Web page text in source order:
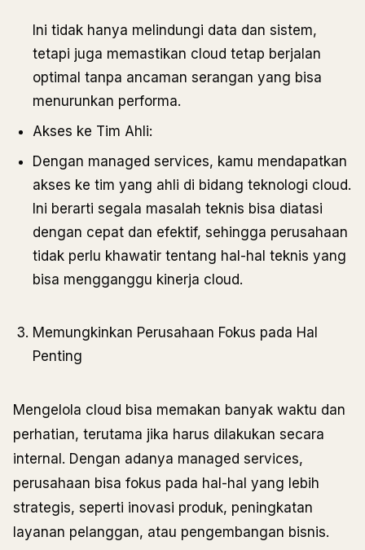
Ini tidak hanya melindungi data dan sistem,
tetapi juga memastikan cloud tetap berjalan
optimal tanpa ancaman serangan yang bisa
menurunkan performa.
Akses ke Tim Ahli:
Dengan managed services, kamu mendapatkan
akses ke tim yang ahli di bidang teknologi cloud.
Ini berarti segala masalah teknis bisa diatasi
dengan cepat dan efektif, sehingga perusahaan
tidak perlu khawatir tentang hal-hal teknis yang
bisa mengganggu kinerja cloud.
Memungkinkan Perusahaan Fokus pada Hal
Penting
Mengelola cloud bisa memakan banyak waktu dan
perhatian, terutama jika harus dilakukan secara
internal. Dengan adanya managed services,
perusahaan bisa fokus pada hal-hal yang lebih
strategis, seperti inovasi produk, peningkatan
layanan pelanggan, atau pengembangan bisnis.